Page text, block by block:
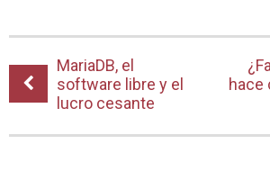
MariaDB, el
software libre y el
lucro cesante
hace